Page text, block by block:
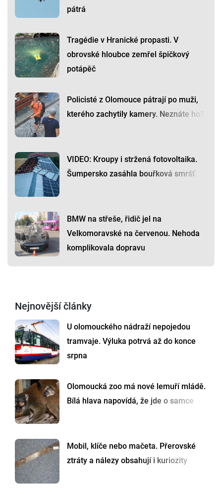
pátrá
Tragédie v Hranické propasti. V
obrovské hloubce zemřel špičkový
potápěč
Policisté z Olomouce pátrají po muži,
kterého zachytily kamery. Neznáte ho?
VIDEO: Kroupy i stržená fotovoltaika.
Šumpersko zasáhla bouřková smršť
BMW na střeše, řidič jel na
Velkomoravské na červenou. Nehoda
komplikovala dopravu
Nejnovější články
U olomouckého nádraží nepojedou
tramvaje. Výluka potrvá až do konce
srpna
Olomoucká zoo má nové lemuří mládě.
Bílá hlava napovídá, že jde o samce
Mobil, klíče nebo mačeta. Přerovské
ztráty a nálezy obsahují i kuriozity